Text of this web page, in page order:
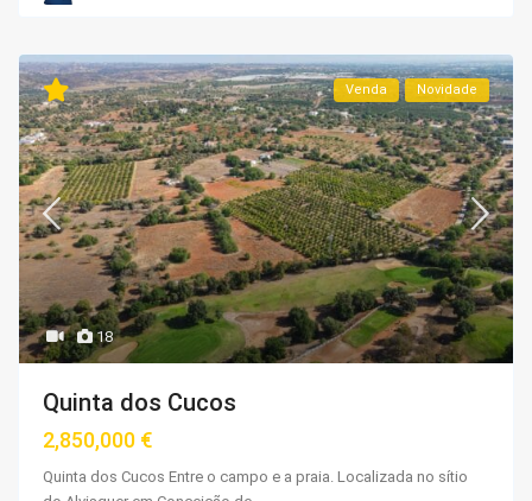
18
Venda Novidade
Quinta dos Cucos
2,850,000 €
Quinta dos Cucos Entre o campo e a praia. Localizada no sítio